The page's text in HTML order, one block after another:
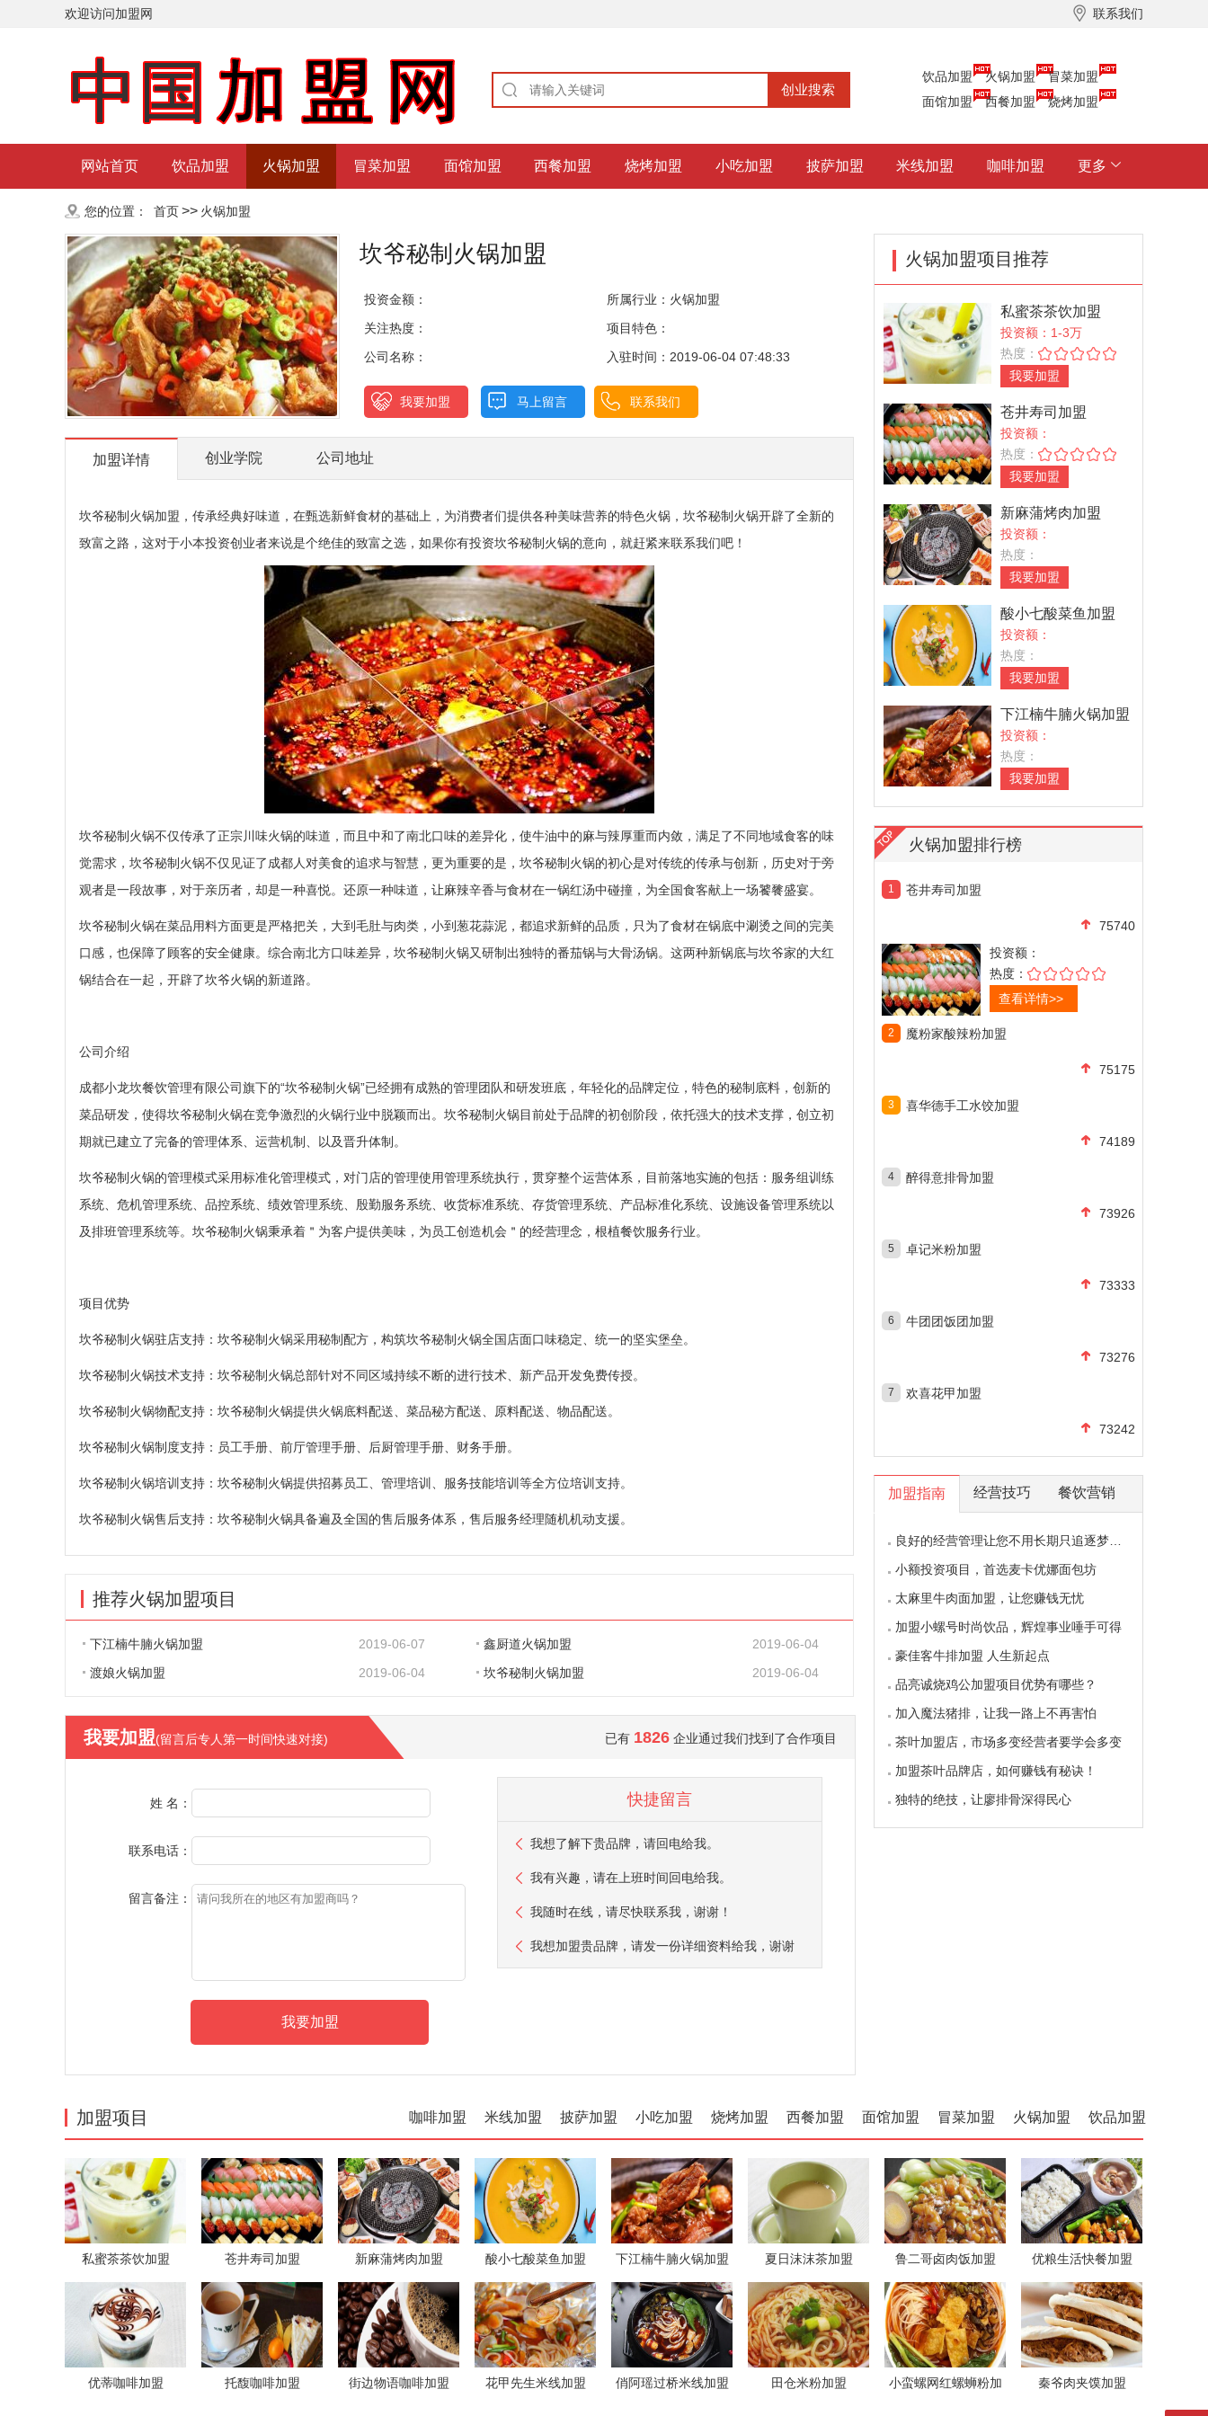
欢迎访问加盟网 联系我们
饮品加盟 火锅加盟
冒菜加盟
面馆加盟
西餐加盟 烧烤加盟
网站首页 饮品加盟 火锅加盟 冒菜加盟 面馆加盟 西餐加盟 烧烤加盟 小吃加盟 披萨加盟 米线加盟 咖啡加盟 更多
您的位置： 首页>> 火锅加盟
坎爷秘制火锅加盟
投资金额： 所属行业： 火锅加盟
关注热度：
项目特色：
公司名称：
入驻时间：2019-06-04 07:48:33
我要加盟 马上留言 联系我们
加盟详情 创业学院 公司地址
坎爷秘制火锅加盟，传承经典好味道，在甄选新鲜食材的基础上，为消费者们提供各种美味营养的特色火锅，坎爷秘制火锅开辟了全新的
致富之路，这对于小本投资创业者来说是个绝佳的致富之选，如果你有投资坎爷秘制火锅的意向，就赶紧来联系我们吧！
坎爷秘制火锅不仅传承了正宗川味火锅的味道，而且中和了南北口味的差异化，使牛油中的麻与辣厚重而内敛，满足了不同地域食客的味
觉需求，坎爷秘制火锅不仅见证了成都人对美食的追求与智慧，更为重要的是，坎爷秘制火锅的初心是对传统的传承与创新，历史对于旁
观者是一段故事，对于亲历者，却是一种喜悦。还原一种味道，让麻辣辛香与食材在一锅红汤中碰撞，为全国食客献上一场饕餮盛宴。
坎爷秘制火锅在菜品用料方面更是严格把关，大到毛肚与肉类，小到葱花蒜泥，都追求新鲜的品质，只为了食材在锅底中涮烫之间的完美
口感，也保障了顾客的安全健康。综合南北方口味差异，坎爷秘制火锅又研制出独特的番茄锅与大骨汤锅。这两种新锅底与坎爷家的大红
锅结合在一起，开辟了坎爷火锅的新道路。
公司介绍
成都小龙坎餐饮管理有限公司旗下的“坎爷秘制火锅”已经拥有成熟的管理团队和研发班底，年轻化的品牌定位，特色的秘制底料，创新的
菜品研发，使得坎爷秘制火锅在竞争激烈的火锅行业中脱颖而出。坎爷秘制火锅目前处于品牌的初创阶段，依托强大的技术支撑，创立初
期就已建立了完备的管理体系、运营机制、以及晋升体制。
坎爷秘制火锅的管理模式采用标准化管理模式，对门店的管理使用管理系统执行，贯穿整个运营体系，目前落地实施的包括：服务组训练
系统、危机管理系统、品控系统、绩效管理系统、殷勤服务系统、收货标准系统、存货管理系统、产品标准化系统、设施设备管理系统以
及排班管理系统等。坎爷秘制火锅秉承着＂为客户提供美味，为员工创造机会＂的经营理念，根植餐饮服务行业。
项目优势
坎爷秘制火锅驻店支持：坎爷秘制火锅采用秘制配方，构筑坎爷秘制火锅全国店面口味稳定、统一的坚实堡垒。
坎爷秘制火锅技术支持：坎爷秘制火锅总部针对不同区域持续不断的进行技术、新产品开发免费传授。
坎爷秘制火锅物配支持：坎爷秘制火锅提供火锅底料配送、菜品秘方配送、原料配送、物品配送。
坎爷秘制火锅制度支持：员工手册、前厅管理手册、后厨管理手册、财务手册。
坎爷秘制火锅培训支持：坎爷秘制火锅提供招募员工、管理培训、服务技能培训等全方位培训支持。
坎爷秘制火锅售后支持：坎爷秘制火锅具备遍及全国的售后服务体系，售后服务经理随机机动支援。
推荐火锅加盟项目
下江楠牛腩火锅加盟 2019-06-07 鑫厨道火锅加盟
2019-06-04
渡娘火锅加盟
2019-06-04 坎爷秘制火锅加盟 2019-06-04
我要加盟(留言后专人第一时间快速对接) 已有 1826 企业通过我们找到了合作项目
姓 名：
联系电话：
留言备注：
快捷留言
我想了解下贵品牌，请回电给我。
我有兴趣，请在上班时间回电给我。
我随时在线，请尽快联系我，谢谢！
我想加盟贵品牌，请发一份详细资料给我，谢谢
火锅加盟项目推荐
私蜜茶茶饮加盟
投资额：1-3万
热度：
我要加盟
苍井寿司加盟
投资额：
热度：
我要加盟
新麻蒲烤肉加盟
投资额：
热度：
我要加盟
酸小七酸菜鱼加盟
投资额：
热度：
我要加盟
下江楠牛腩火锅加盟
投资额：
热度：
我要加盟
火锅加盟排行榜
1 苍井寿司加盟
75740
投资额：
热度：
查看详情>>
2 魔粉家酸辣粉加盟
75175
3 喜华德手工水饺加盟
74189
4 醉得意排骨加盟
73926
5 卓记米粉加盟
73333
6 牛团团饭团加盟
73276
7 欢喜花甲加盟
73242
加盟指南 经营技巧 餐饮营销
良好的经营管理让您不用长期只追逐梦想的影子
小额投资项目，首选麦卡优娜面包坊
太麻里牛肉面加盟，让您赚钱无忧
加盟小螺号时尚饮品，辉煌事业唾手可得
豪佳客牛排加盟 人生新起点
品亮诚烧鸡公加盟项目优势有哪些？
加入魔法猪排，让我一路上不再害怕
茶叶加盟店，市场多变经营者要学会多变
加盟茶叶品牌店，如何赚钱有秘诀！
独特的绝技，让廖排骨深得民心
加盟项目 饮品加盟
火锅加盟
冒菜加盟
面馆加盟
西餐加盟
烧烤加盟
小吃加盟
披萨加盟
米线加盟
咖啡加盟
私蜜茶茶饮加盟 苍井寿司加盟 新麻蒲烤肉加盟 酸小七酸菜鱼加盟 下江楠牛腩火锅加盟 夏日沫沫茶加盟 鲁二哥卤肉饭加盟 优粮生活快餐加盟
优蒂咖啡加盟 托馥咖啡加盟 街边物语咖啡加盟 花甲先生米线加盟 俏阿瑶过桥米线加盟 田仓米粉加盟
小蛮螺网红螺蛳粉加
秦爷肉夹馍加盟